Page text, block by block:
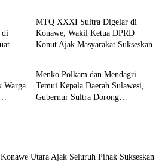
di
MTQ XXXI Sultra Digelar di
Konawe, Wakil Ketua DPRD
Konut Ajak Masyarakat Sukseskan
Warga
Daerah
Menko Polkam dan Mendagri
Temui Kepala Daerah Sulawesi,
Gubernur Sultra Dorong
Utara Ajak Seluruh Pihak Sukseskan